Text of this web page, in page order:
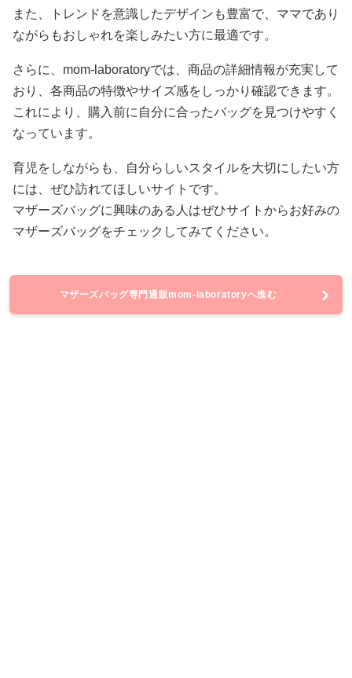
また、トレンドを意識したデザインも豊富で、ママであり
ながらもおしゃれを楽しみたい方に最適です。
さらに、mom-laboratoryでは、商品の詳細情報が充実して
おり、各商品の特徴やサイズ感をしっかり確認できます。
これにより、購入前に自分に合ったバッグを見つけやすく
なっています。
育児をしながらも、自分らしいスタイルを大切にしたい方
には、ぜひ訪れてほしいサイトです。
マザーズバッグに興味のある人はぜひサイトからお好みの
マザーズバッグをチェックしてみてください。
マザーズバッグ専門通販mom-laboratoryへ進む